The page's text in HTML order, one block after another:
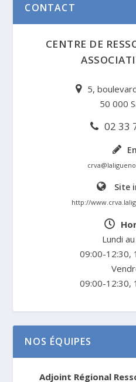
CONTACT
CENTRE DE
5,
50 000
02 33
Site
http://
Lundi
09:00-12:30,
09:00-12:30,
NOS ÉQUIPES
Adjoint Régional